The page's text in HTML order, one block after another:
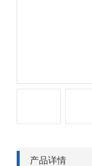
产品详情